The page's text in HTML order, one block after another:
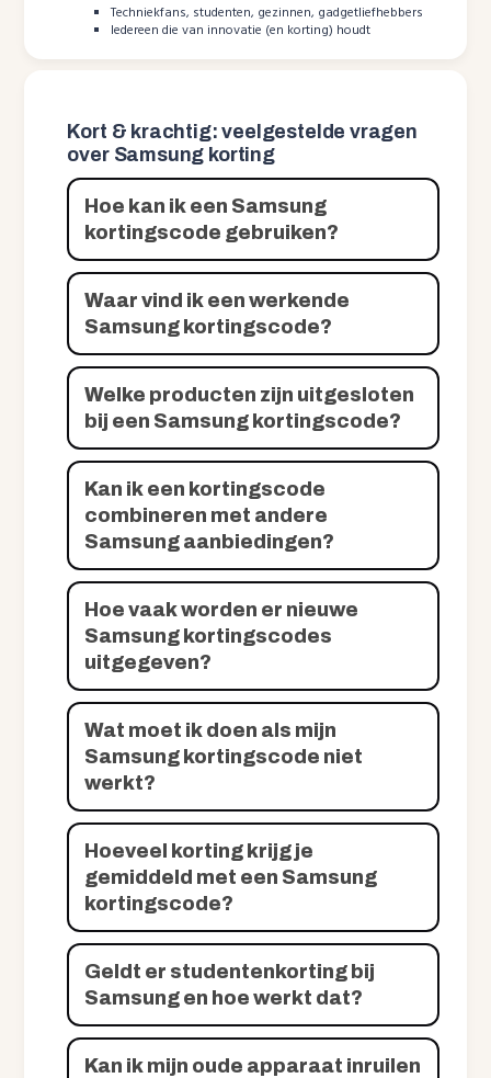
Techniekfans, studenten, gezinnen, gadgetliefhebbers
Iedereen die van innovatie (en korting) houdt
Kort & krachtig: veelgestelde vragen
over Samsung korting
Hoe kan ik een Samsung
kortingscode gebruiken?
Waar vind ik een werkende
Samsung kortingscode?
Welke producten zijn uitgesloten
bij een Samsung kortingscode?
Kan ik een kortingscode
combineren met andere
Samsung aanbiedingen?
Hoe vaak worden er nieuwe
Samsung kortingscodes
uitgegeven?
Wat moet ik doen als mijn
Samsung kortingscode niet
werkt?
Hoeveel korting krijg je
gemiddeld met een Samsung
kortingscode?
Geldt er studentenkorting bij
Samsung en hoe werkt dat?
Kan ik mijn oude apparaat inruilen